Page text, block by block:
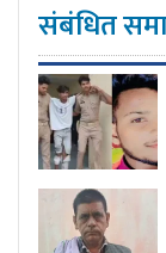
संबंधित